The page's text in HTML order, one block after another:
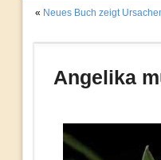
« Neues Buch zeigt
Angelika